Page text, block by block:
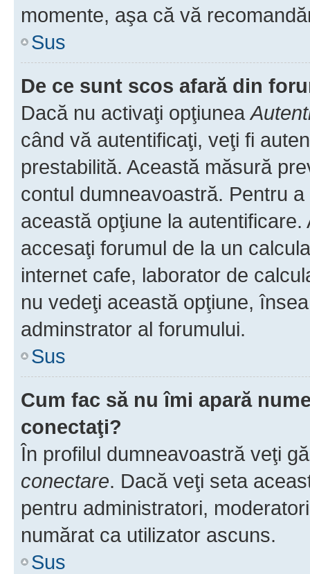
momente, aşa că vă
Sus
De ce sunt scos afară din
Dacă nu activaţi opţiunea
când vă autentificaţi, veţi fi
prestabilită. Această măsură
contul dumneavoastră. Pentru
această opţiune la
accesaţi forumul de la un
internet cafe, laborator de
nu vedeţi această opţiune,
adminstrator al forumului.
Sus
Cum fac să nu îmi apară
conectaţi?
În profilul dumneavoastră veţi
conectare. Dacă veţi seta
pentru administratori,
numărat ca utilizator ascuns.
Sus